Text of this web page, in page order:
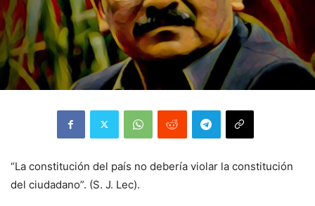
“La constitución del país no debería violar la constitución
del ciudadano”. (S. J. Lec).